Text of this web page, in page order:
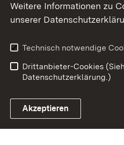
Erklärung zur
Weitere Informationen zu
unserer
Technisch notwendige
Drittanbieter-Cookies
Datenschutzerklärung.)
Akzeptieren